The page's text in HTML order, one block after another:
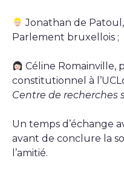
Jonathan de
Parlement bruxellois ;
Céline Romainville,
constitutionnel à
Centre de recherches
Un temps d’échange
avant de conclure la
l’amitié.